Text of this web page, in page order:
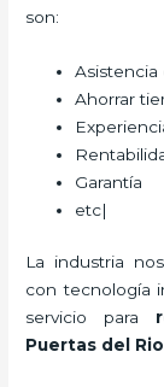
son:
Asistencia
Ahorrar
Garantía
etc|
La industria
con tecnología
servicio para
Puertas del Rio